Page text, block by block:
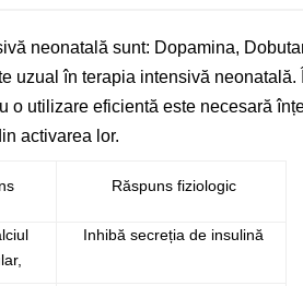
neonatală sunt: Dopamina,
în terapia intensivă
utilizare eficientă este necesară
activarea lor.
Răspuns fiziologic
Inhibă secreția de insulină